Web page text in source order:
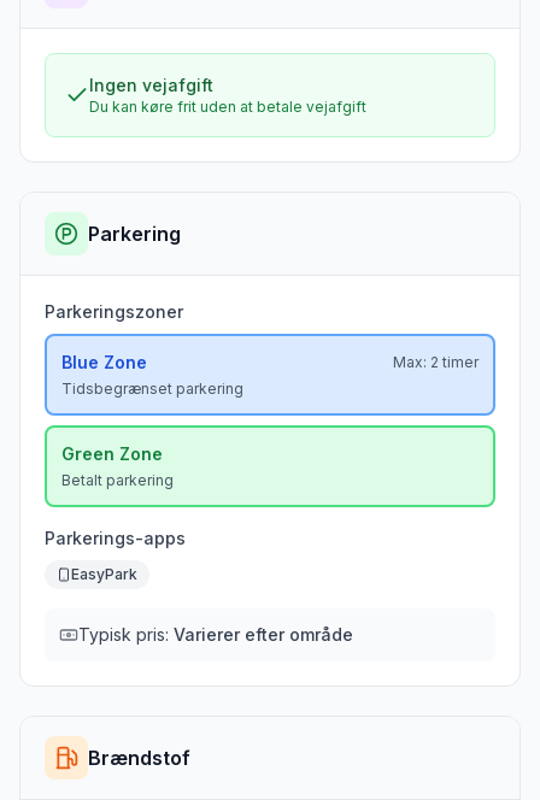
Ingen vejafgift
Du kan køre frit uden at betale vejafgift
Parkering
Parkeringszoner
Blue Zone Max: 2 timer
Tidsbegrænset parkering
Green Zone
Betalt parkering
Parkerings-apps
EasyPark
Typisk pris: Varierer efter område
Brændstof